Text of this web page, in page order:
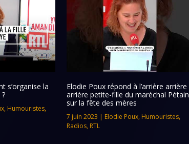
s’organise la
, Humouristes,
Elodie Poux répond à l’arrière arrière
arrière petite-fille du maréchal Pétain
sur la fête des mères
7 juin 2023 | Elodie Poux, Humouristes,
Radios, RTL